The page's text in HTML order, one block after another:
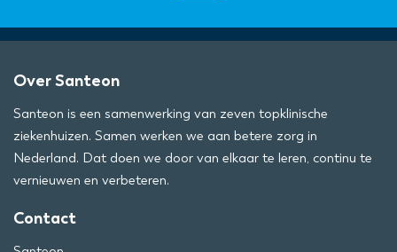
Over Santeon
Santeon is een samenwerking van zeven topklinische
ziekenhuizen. Samen werken we aan betere zorg in
Nederland. Dat doen we door van elkaar te leren, continu te
vernieuwen en verbeteren.
Contact